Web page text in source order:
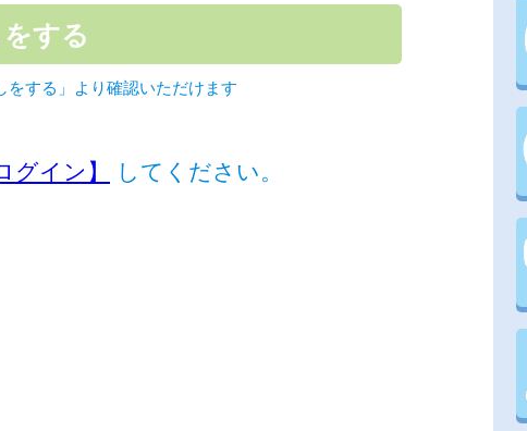
する」より確認いただけます
グイン】 してください。